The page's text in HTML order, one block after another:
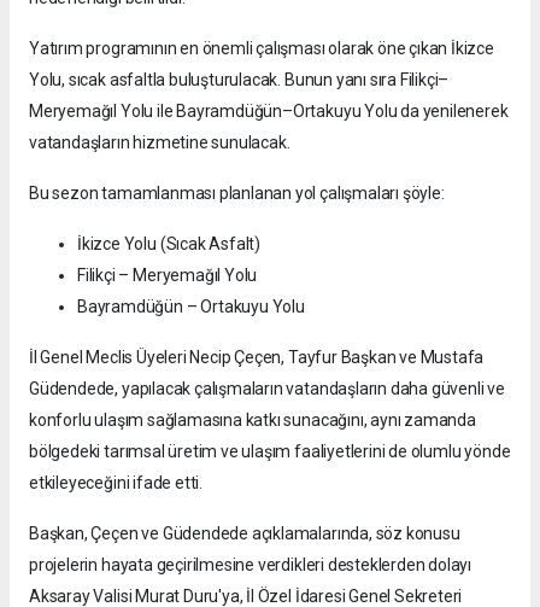
Yatırım programının en önemli çalışması olarak öne çıkan İkizce
Yolu, sıcak asfaltla buluşturulacak. Bunun yanı sıra Filikçi–
Meryemağıl Yolu ile Bayramdüğün–Ortakuyu Yolu da yenilenerek
vatandaşların hizmetine sunulacak.
Bu sezon tamamlanması planlanan yol çalışmaları şöyle:
İkizce Yolu (Sıcak Asfalt)
Filikçi – Meryemağıl Yolu
Bayramdüğün – Ortakuyu Yolu
İl Genel Meclis Üyeleri Necip Çeçen, Tayfur Başkan ve Mustafa
Güdendede, yapılacak çalışmaların vatandaşların daha güvenli ve
konforlu ulaşım sağlamasına katkı sunacağını, aynı zamanda
bölgedeki tarımsal üretim ve ulaşım faaliyetlerini de olumlu yönde
etkileyeceğini ifade etti.
Başkan, Çeçen ve Güdendede açıklamalarında, söz konusu
projelerin hayata geçirilmesine verdikleri desteklerden dolayı
Aksaray Valisi Murat Duru'ya, İl Özel İdaresi Genel Sekreteri